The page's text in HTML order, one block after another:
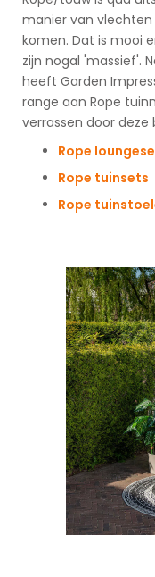
manier van
komen. Dat is mooi
zijn nogal 'massief'.
heeft Garden
range aan Rope
verrassen door deze
Rope
Rope tuinsets
Rope